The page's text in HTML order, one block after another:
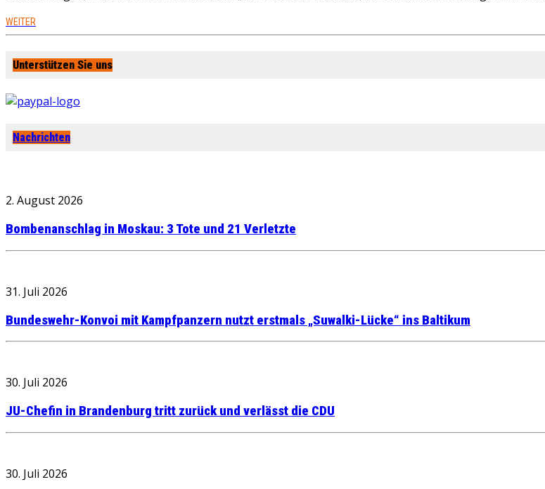
WEITER
Unterstützen Sie uns
Nachrichten
2. August 2026
Bombenanschlag in Moskau: 3 Tote und 21 Verletzte
31. Juli 2026
Bundeswehr-Konvoi mit Kampfpanzern nutzt erstmals „Suwalki-Lücke“ ins Baltikum
30. Juli 2026
JU-Chefin in Brandenburg tritt zurück und verlässt die CDU
30. Juli 2026